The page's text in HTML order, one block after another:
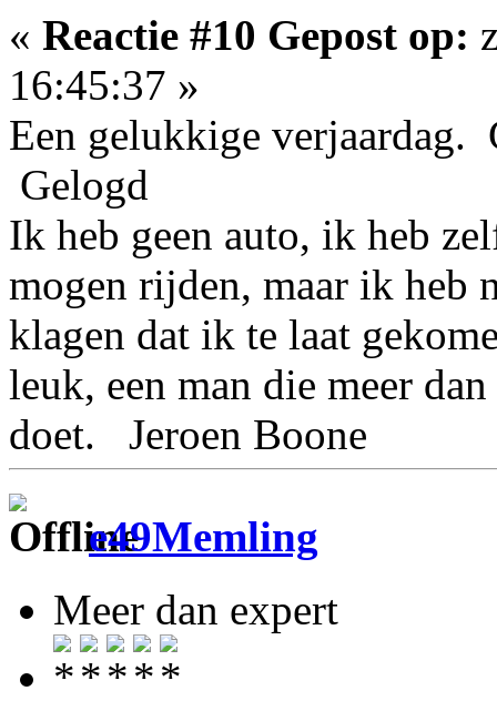
« Reactie #10 Gepost op:
16:45:37 »
Een gelukkige verjaardag.
Gelogd
Ik heb geen auto, ik heb
mogen rijden, maar ik heb
klagen dat ik te laat
leuk, een man die meer
doet. Jeroen Boone
e49Memling
Meer dan expert